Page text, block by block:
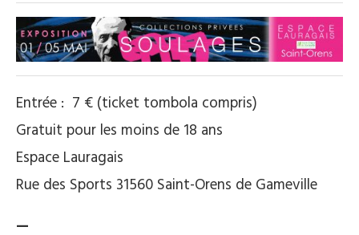
Entrée : 7 € (ticket tombola compris)
Gratuit pour les moins de 18 ans
Espace Lauragais
Rue des Sports 31560 Saint-Orens de Gameville
—